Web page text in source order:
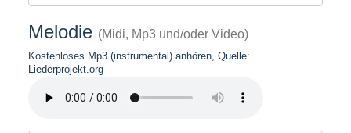
Melodie (Midi, Mp3 und/oder Video)
Kostenloses Mp3 (instrumental) anhören, Quelle:
Liederprojekt.org